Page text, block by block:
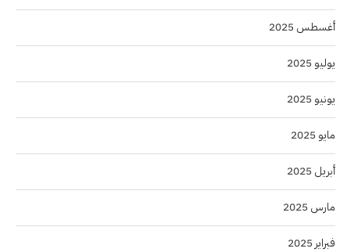
أغسطس 2025
يوليو 2025
يونيو 2025
مايو 2025
أبريل 2025
مارس 2025
فبراير 2025